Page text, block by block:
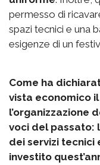
permesso di
spazi tecnici e una
esigenze di un
Come ha
vista economico
l’organizzazione
voci del passato:
dei servizi tecnici
investito